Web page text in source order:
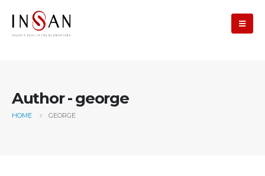
Author - george
HOME GEORGE